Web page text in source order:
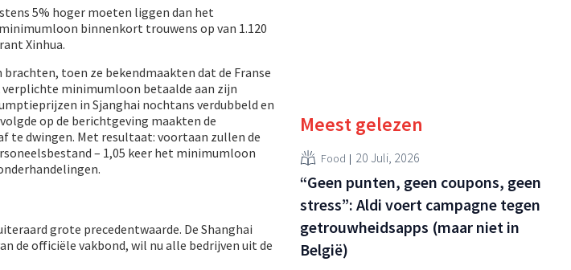
5% hoger moeten liggen dan het
binnenkort trouwens op van 1.120
Xinhua.
toen ze bekendmaakten dat de Franse
minimumloon betaalde aan zijn
in Sjanghai nochtans verdubbeld en
op de berichtgeving maakten de
te dwingen. Met resultaat: voortaan zullen de
– 1,05 keer het minimumloon
grote precedentwaarde. De Shanghai
de officiële vakbond, wil nu alle bedrijven uit de
Meest gelezen
Food 20 Juli, 2026
“Geen punten, geen coupons, geen
stress”: Aldi voert campagne tegen
getrouwheidsapps (maar niet in
België)